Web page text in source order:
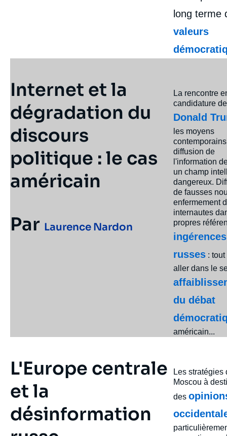
long terme
valeurs
Internet et la
dégradation du
discours
politique : le cas
américain
Par Laurence Nardon
La rencontre
candidature de
Donald
les moyens
diffusion de
l'information
un champ
dangereux.
de fausses
enfermement
internautes
propres
ingérences
russes :
aller dans le
du débat
américain...
L'Europe centrale
et la
désinformation
Les stratégies
Moscou à
des